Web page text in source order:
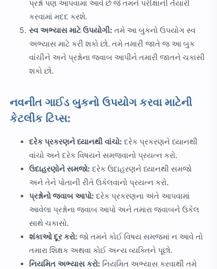
પ્રશ્નો પણ આપવામાં આવે છે જે તમને પરીક્ષાની તૈયારી
કરવામાં મદદ કરશે.
સ્વ અભ્યાસ માટે ઉપયોગી: તમે આ બુકનો ઉપયોગ સ્વ
અભ્યાસ માટે કરી શકો છો. તમે તમારી જાતે જ આ બુક
વાંચીને અને પ્રશ્નોના જવાબ આપીને તમારી જાતને ચકાસી
શકો છો.
નવનીત ગાઈડ બુકનો ઉપયોગ કરવા માટેની
કેટલીક ટિપ્સ:
દરેક પ્રકરણને ધ્યાનથી વાંચો: દરેક પ્રકરણને ધ્યાનથી
વાંચો અને દરેક વિષયને સમજવાનો પ્રયત્ન કરો.
ઉદાહરણોને સમજો: દરેક ઉદાહરણને ધ્યાનથી સમજો
અને તેને પોતાની રીતે ઉકેલવાનો પ્રયત્ન કરો.
પ્રશ્નોનો જવાબ આપો: દરેક પ્રકરણના અંતે આપવામાં
આવેલા પ્રશ્નોના જવાબ આપો અને તમારા જવાબને ઉકેલ
સાથે ચકાસો.
શંકાઓ દૂર કરો: જો તમને કોઈ વિષય સમજમાં ન આવે તો
તમારા શિક્ષક અથવા કોઈ અન્ય વ્યક્તિને પૂછો.
નિયમિત અભ્યાસ કરો: નિયમિત અભ્યાસ કરવાથી તમે